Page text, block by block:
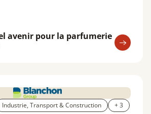
avenir pour la parfumerie
Industrie, Transport & Construction + 3